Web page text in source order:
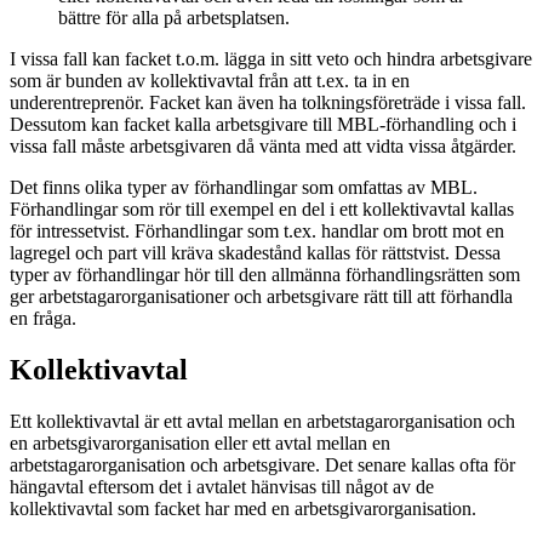
bättre för alla på arbetsplatsen.
I vissa fall kan facket t.o.m. lägga in sitt veto och hindra arbetsgivare
som är bunden av kollektivavtal från att t.ex. ta in en
underentreprenör. Facket kan även ha tolkningsföreträde i vissa fall.
Dessutom kan facket kalla arbetsgivare till MBL-förhandling och i
vissa fall måste arbetsgivaren då vänta med att vidta vissa åtgärder.
Det finns olika typer av förhandlingar som omfattas av MBL.
Förhandlingar som rör till exempel en del i ett kollektivavtal kallas
för intressetvist. Förhandlingar som t.ex. handlar om brott mot en
lagregel och part vill kräva skadestånd kallas för rättstvist. Dessa
typer av förhandlingar hör till den allmänna förhandlingsrätten som
ger arbetstagarorganisationer och arbetsgivare rätt till att förhandla
en fråga.
Kollektivavtal
Ett kollektivavtal är ett avtal mellan en arbetstagarorganisation och
en arbetsgivarorganisation eller ett avtal mellan en
arbetstagarorganisation och arbetsgivare. Det senare kallas ofta för
hängavtal eftersom det i avtalet hänvisas till något av de
kollektivavtal som facket har med en arbetsgivarorganisation.